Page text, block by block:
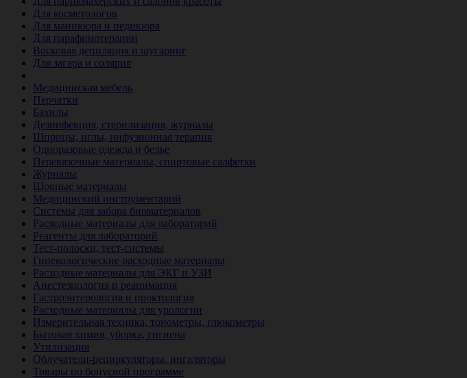
Для косметологов
Для маникюра и педикюра
Для парафинотерапии
Восковая депиляция и шугаринг
Для загара и солярия
Медицинская мебель
Перчатки
Бахилы
Дезинфекция, стерилизация, журналы
Шприцы, иглы, инфузионная терапия
Одноразовые одежда и белье
Перевязочные материалы, спиртовые салфетки
Журналы
Шовные материалы
Медицинский инструментарий
Системы для забора биоматериалов
Расходные материалы для лабораторий
Реагенты для лабораторий
Тест-полоски, тест-системы
Гинекологические расходные материалы
Расходные материалы для ЭКГ и УЗИ
Анестезиология и реанимация
Гастроэнтерология и проктология
Расходные материалы для урологии
Измерительная техника, тонометры, глюкометры
Бытовая химия, уборка, гигиена
Утилизация
Облучатели-рециркуляторы, ингаляторы
Товары по бонусной программе